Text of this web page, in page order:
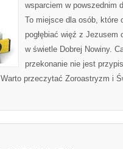
wsparciem w powszednim
To miejsce dla osób, które
pogłębiać więź z Jezusem
w świetle Dobrej Nowiny.
przekonanie nie jest
przeczytać Zoroastryzm i